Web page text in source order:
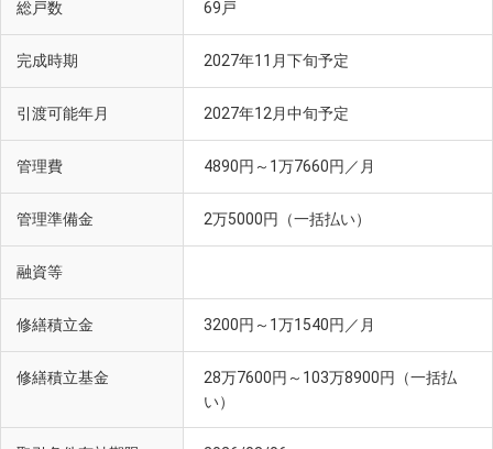
総戸数 69戸
完成時期 2027年11月下旬予定
引渡可能年月 2027年12月中旬予定
管理費 4890円～1万7660円／月
管理準備金 2万5000円（一括払い）
融資等
修繕積立金 3200円～1万1540円／月
修繕積立基金
28万7600円～103万8900円（一括払
い）